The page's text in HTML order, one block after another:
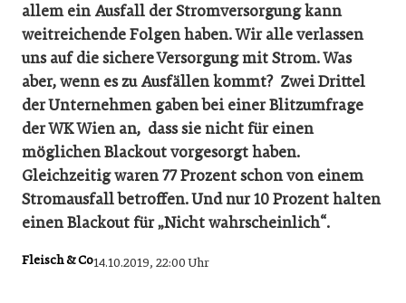
allem ein Ausfall der Stromversorgung kann
weitreichende Folgen haben. Wir alle verlassen
uns auf die sichere Versorgung mit Strom. Was
aber, wenn es zu Ausfällen kommt? Zwei Drittel
der Unternehmen gaben bei einer Blitzumfrage
der WK Wien an, dass sie nicht für einen
möglichen Blackout vorgesorgt haben.
Gleichzeitig waren 77 Prozent schon von einem
Stromausfall betroffen. Und nur 10 Prozent halten
einen Blackout für „Nicht wahrscheinlich“.
Fleisch & Co14.10.2019, 22:00 Uhr